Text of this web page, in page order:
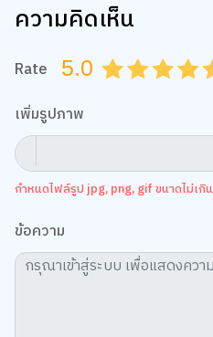
ความคิดเห็น
Rate 5.0 3.0
2.5
2.0
1.5
1.0
0.5
เพิ่มรูปภาพ
กำหนดไฟล์รูป jpg, png, gif ขนาดไม่เกิ
ข้อความ